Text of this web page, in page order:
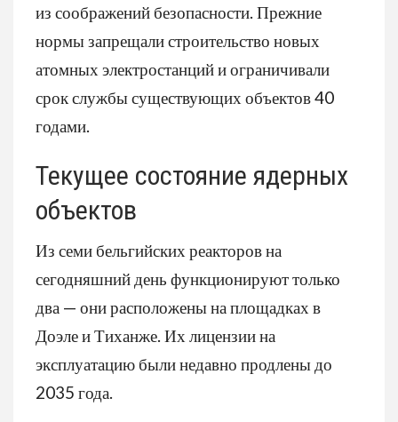
из соображений безопасности. Прежние
нормы запрещали строительство новых
атомных электростанций и ограничивали
срок службы существующих объектов 40
годами.
Текущее состояние ядерных
объектов
Из семи бельгийских реакторов на
сегодняшний день функционируют только
два — они расположены на площадках в
Доэле и Тиханже. Их лицензии на
эксплуатацию были недавно продлены до
2035 года.